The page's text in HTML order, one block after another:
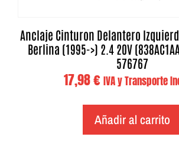
Anclaje Cinturon Delantero
Berlina (1995->) 2.4 20V
576767
17,98€ IVA y Transporte
Añadir al carrito